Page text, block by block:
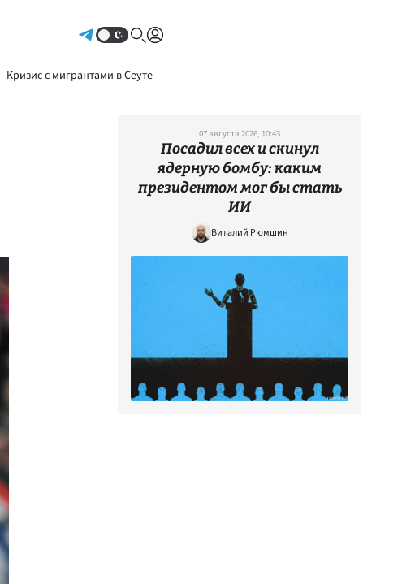
Кризис с мигрантами в Сеуте
07 августа 2026, 10:43
Посадил всех и скинул
ядерную бомбу: каким
президентом мог бы стать
ИИ
Виталий Рюмшин